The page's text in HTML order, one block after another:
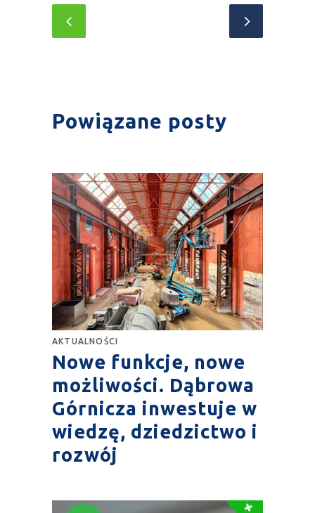
Powiązane posty
AKTUALNOŚCI
Nowe funkcje, nowe
możliwości. Dąbrowa
Górnicza inwestuje w
wiedzę, dziedzictwo i
rozwój